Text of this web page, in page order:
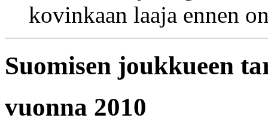
kovinkaan laaja ennen
Suomisen joukkueen
vuonna 2010